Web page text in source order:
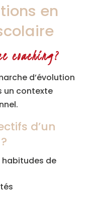
en
coaching?
d’évolution
un contexte
d’un
de